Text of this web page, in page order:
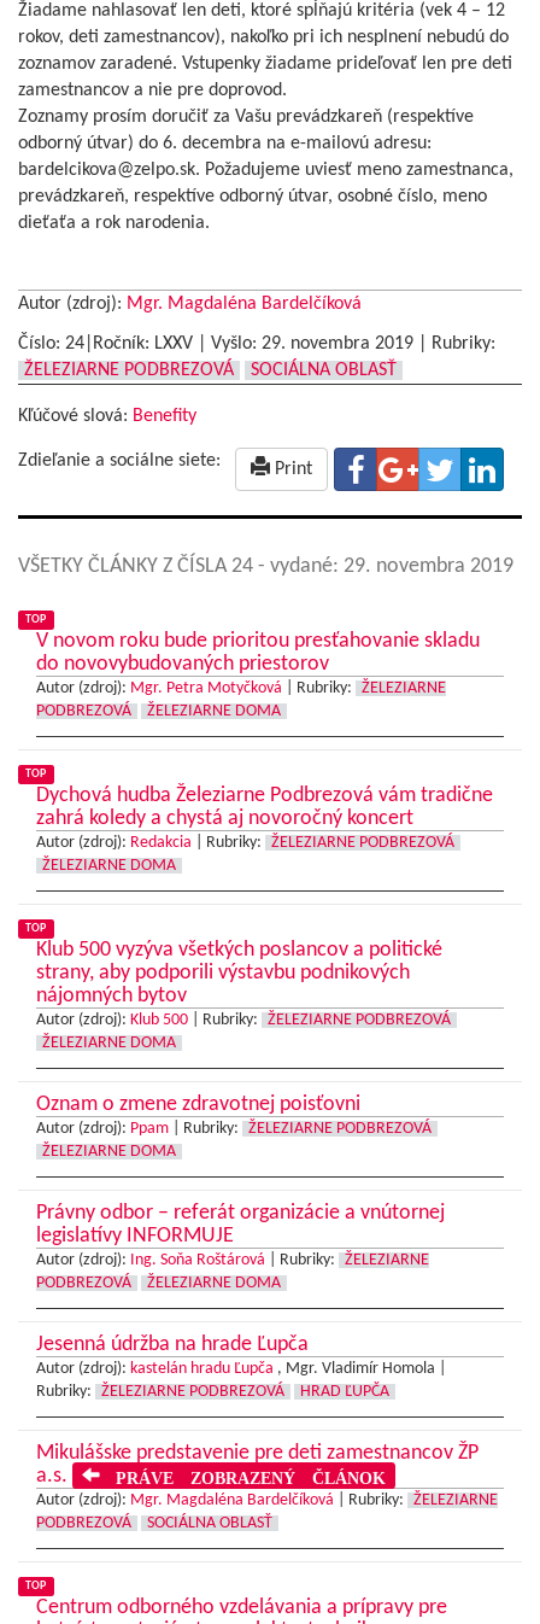
Žiadame nahlasovať len deti, ktoré spĺňajú kritéria (vek 4 – 12
rokov, deti zamestnancov), nakoľko pri ich nesplnení nebudú do
zoznamov zaradené. Vstupenky žiadame prideľovať len pre deti
zamestnancov a nie pre doprovod.
Zoznamy prosím doručiť za Vašu prevádzkareň (respektíve
odborný útvar) do 6. decembra na e-mailovú adresu:
bardelcikova@zelpo.sk. Požadujeme uviesť meno zamestnanca,
prevádzkareň, respektíve odborný útvar, osobné číslo, meno
dieťaťa a rok narodenia.
Autor (zdroj): Mgr. Magdaléna Bardelčíková
Číslo: 24|Ročník: LXXV | Vyšlo: 29. novembra 2019
Rubriky:
ŽELEZIARNE PODBREZOVÁ
SOCIÁLNA OBLASŤ
Kľúčové slová: Benefity
Zdieľanie a sociálne siete: Print
VŠETKY ČLÁNKY Z ČÍSLA 24 - vydané: 29. novembra 2019
TOP
V novom roku bude prioritou presťahovanie skladu
do novovybudovaných priestorov
Autor (zdroj): Mgr. Petra Motyčková Rubriky:
ŽELEZIARNE
PODBREZOVÁ
ŽELEZIARNE DOMA
TOP
Dychová hudba Železiarne Podbrezová vám tradične
zahrá koledy a chystá aj novoročný koncert
Autor (zdroj): Redakcia Rubriky:
ŽELEZIARNE PODBREZOVÁ
ŽELEZIARNE DOMA
TOP
Klub 500 vyzýva všetkých poslancov a politické
strany, aby podporili výstavbu podnikových
nájomných bytov
Autor (zdroj): Klub 500 Rubriky:
ŽELEZIARNE PODBREZOVÁ
ŽELEZIARNE DOMA
Oznam o zmene zdravotnej poisťovni
Autor (zdroj): Ppam Rubriky:
ŽELEZIARNE PODBREZOVÁ
ŽELEZIARNE DOMA
Právny odbor – referát organizácie a vnútornej
legislatívy INFORMUJE
Autor (zdroj): Ing. Soňa Roštárová Rubriky:
ŽELEZIARNE
PODBREZOVÁ
ŽELEZIARNE DOMA
Jesenná údržba na hrade Ľupča
Autor (zdroj): kastelán hradu Ľupča , Mgr. Vladimír Homola |
Rubriky:
ŽELEZIARNE PODBREZOVÁ HRAD ĽUPČA
Mikulášske predstavenie pre deti zamestnancov ŽP
a.s.
PRÁVE ZOBRAZENÝ ČLÁNOK
Autor (zdroj): Mgr. Magdaléna Bardelčíková Rubriky:
ŽELEZIARNE
PODBREZOVÁ
SOCIÁLNA OBLASŤ
TOP
Centrum odborného vzdelávania a prípravy pre